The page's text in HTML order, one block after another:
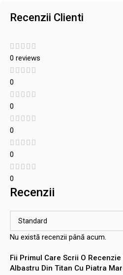
Recenzii Clienti
0 reviews
0
0
0
0
0
Recenzii
Nu există recenzii până acum.
Fii Primul Care Scrii O
Albastru Din Titan Cu Piatra